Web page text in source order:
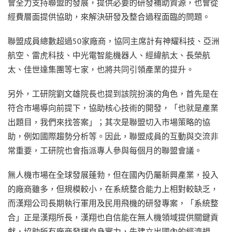
會全力支持聯盟的發展，提供必要的研發補助資源，也會從
經費層面提供協助，來解決研發及整合過程面臨的問題。
聯盟成員總數超過50家廠商，協同主席計有神耀科技、亞洲
航空、雷虎科技、中光電智能機器人、經緯航太、長榮航
太、佳世達集團等七家，也將共同引領產業的提升。
另外，工研院劉文雄院長也提到該院扮演的角色，首先是在
符合市場導向前提下，協助核心技術的開發，「也就是產業
出題目，我們來找答案」；其次是聯盟切入市場策略的協
助，例如國際趨勢分析等。因此，聯盟成員的互動與交流非
常重要，工研院也會指派專人參與每個月的聯盟會議。
無人機市場在全球發展蓬勃，但在國內仍屬新興產業，投入
的廠商雖多，但規模較小，在系統整合能力上相對較缺乏，
而漢翔公司長期執行軍用及民用飛機的研發專案，「系統整
合」正是漢翔所長，漢翔也自信能在無人機領域提供關鍵貢